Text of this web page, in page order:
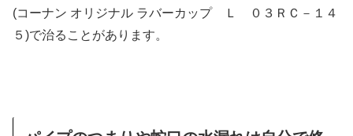
(コーナン オリジナル ラバーカップ Ｌ ０３ＲＣ－１４
５)で治ることがあります。